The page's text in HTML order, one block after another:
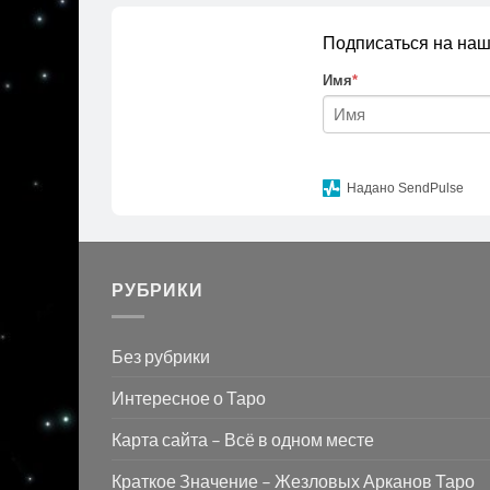
Подписаться на
Имя*
Надано SendPulse
РУБРИКИ
Без рубрики
Интересное о Таро
Карта сайта – Всё в одном месте
Краткое Значение – Жезловых Арканов Таро